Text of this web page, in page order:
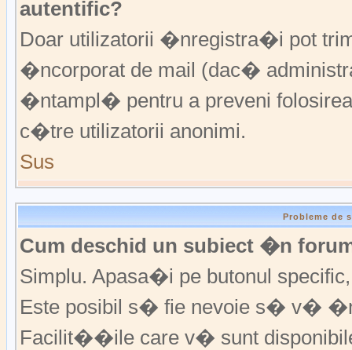
autentific?
Doar utilizatorii �nregistra�i pot
�ncorporat de mail (dac�
�ntampl� pentru a preveni
c�tre utilizatorii anonimi.
Sus
Probleme de
Cum deschid un subiect �n
Simplu. Apasa�i pe butonul
Este posibil s� fie nevoie s� v�
Facilit��ile care v� sunt